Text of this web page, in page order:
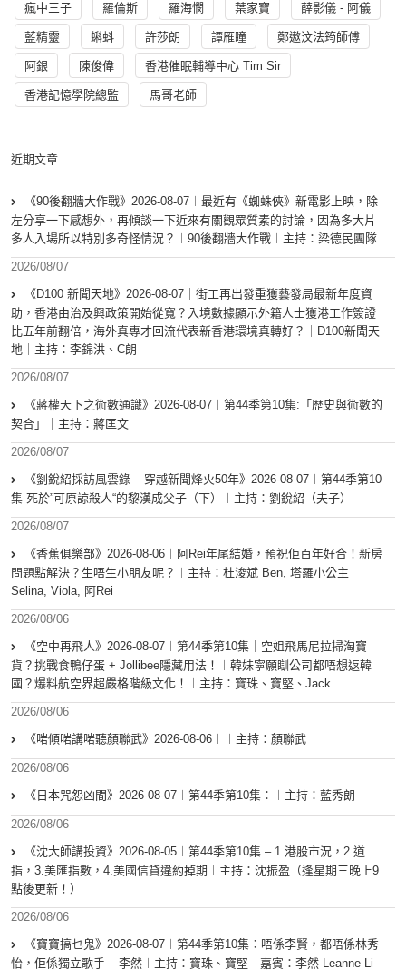
瘋中三子 羅倫斯 羅海憫 葉家寶 薛影儀 - 阿儀
藍精靈 蝌蚪 許莎朗 譚雁瞳 鄭遨汶法筠師傅
阿銀 陳俊偉 香港催眠輔導中心 Tim Sir
香港記憶學院總監 馬哥老師
近期文章
《90後翻牆大作戰》2026-08-07︱最近有《蜘蛛俠》新電影上映，除
左分享一下感想外，再傾談一下近來有關觀眾質素的討論，因為多大片
多人入場所以特別多奇怪情況？︱90後翻牆大作戰︱主持：梁德民團隊
2026/08/07
《D100 新聞天地》2026-08-07｜街工再出發重獲藝發局最新年度資
助，香港由治及興政策開始從寬？入境數據顯示外籍人士獲港工作簽證
比五年前翻倍，海外真專才回流代表新香港環境真轉好？｜D100新聞天
地｜主持：李錦洪、C朗
2026/08/07
《蔣權天下之術數通識》2026-08-07︱第44季第10集:「歴史與術數的
契合」｜主持：蔣匡文
2026/08/07
《劉銳紹採訪風雲錄 – 穿越新聞烽火50年》2026-08-07︱第44季第10
集 死於”可原諒殺人“的黎漢成父子（下）︱主持：劉銳紹（夫子）
2026/08/07
《香蕉俱樂部》2026-08-06︱阿Rei年尾結婚，預祝佢百年好合！新房
問題點解決？生唔生小朋友呢？︱主持：杜浚斌 Ben, 塔羅小公主
Selina, Viola, 阿Rei
2026/08/06
《空中再飛人》2026-08-07︱第44季第10集｜空姐飛馬尼拉掃淘寶
貨？挑戰食鴨仔蛋 + Jollibee隱藏用法！︱韓妹寧願瞓公司都唔想返韓
國？爆料航空界超嚴格階級文化！︱主持：寶珠、寶堅、Jack
2026/08/06
《啱傾啱講啱聽顏聯武》2026-08-06︱︱主持：顏聯武
2026/08/06
《日本咒怨凶間》2026-08-07︱第44季第10集：︱主持：藍秀朗
2026/08/06
《沈大師講投資》2026-08-05︱第44季第10集 – 1.港股市況，2.道
指，3.美匯指數，4.美國信貸違約掉期︱主持：沈振盈（逢星期三晚上9
點後更新！）
2026/08/06
《寶寶搞乜鬼》2026-08-07︱第44季第10集︰唔係李賢，都唔係林秀
怡，佢係獨立歌手 – 李然︱主持：寶珠、寶堅 嘉賓：李然 Leanne Li